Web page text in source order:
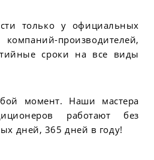
только у официальных
производителей,
сроки на все виды
момент. Наши мастера
работают без
дней, 365 дней в году!